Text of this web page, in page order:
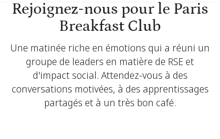
Rejoignez-nous pour le Paris
Breakfast Club
Une matinée riche en émotions qui a réuni un
groupe de leaders en matière de RSE et
d'impact social. Attendez-vous à des
conversations motivées, à des apprentissages
partagés et à un très bon café.